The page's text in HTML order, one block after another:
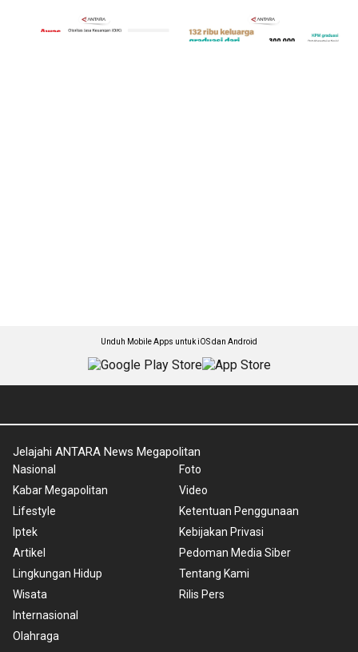
Unduh Mobile Apps untuk iOS dan Android
Jelajahi ANTARA News Megapolitan
Nasional
Kabar Megapolitan
Lifestyle
Iptek
Artikel
Lingkungan Hidup
Wisata
Internasional
Olahraga
Foto
Video
Ketentuan Penggunaan
Kebijakan Privasi
Pedoman Media Siber
Tentang Kami
Rilis Pers